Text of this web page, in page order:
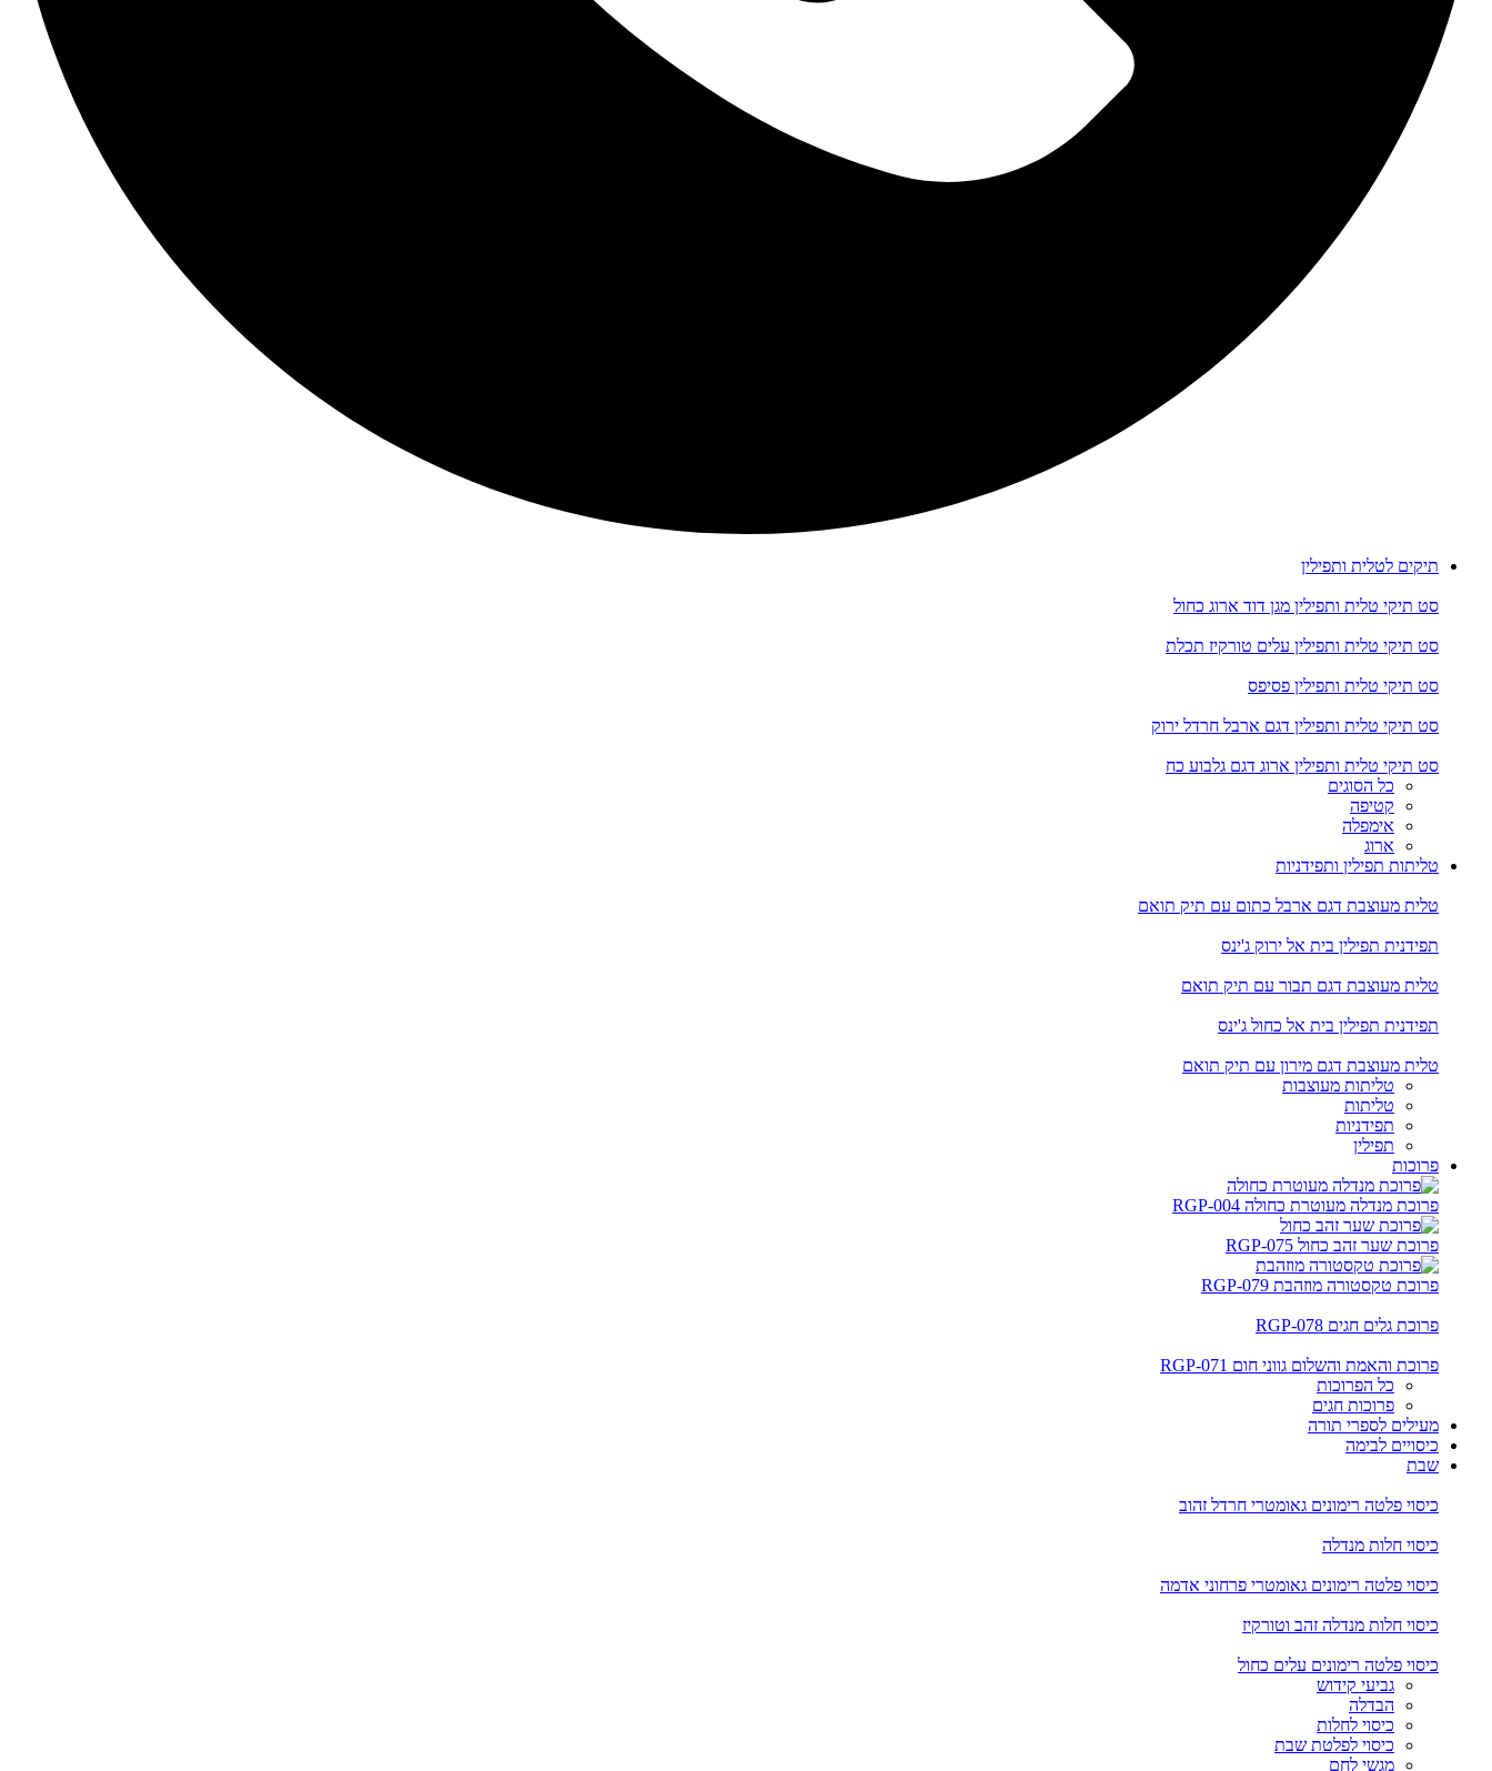
תיקים לטלית ותפילין
סט תיקי טלית ותפילין מגן דוד ארוג כחול
סט תיקי טלית ותפילין עלים טורקיז תכלת
סט תיקי טלית ותפילין פסיפס
סט תיקי טלית ותפילין דגם ארבל חרדל ירוק
סט תיקי טלית ותפילין ארוג דגם גלבוע כח
כל הסוגים
קטיפה
אימפלה
ארוג
טליתות תפילין ותפידניות
טלית מעוצבת דגם ארבל כתום עם תיק תואם
תפידנית תפילין בית אל ירוק ג'ינס
טלית מעוצבת דגם תבור עם תיק תואם
תפידנית תפילין בית אל כחול ג'ינס
טלית מעוצבת דגם מירון עם תיק תואם
טליתות מעוצבות
טליתות
תפידניות
תפילין
פרוכות
פרוכת מנדלה מעוטרת כחולה RGP-004
פרוכת שער זהב כחול RGP-075
פרוכת טקסטורה מוזהבת RGP-079
פרוכת גלים חגים RGP-078
פרוכת והאמת והשלום גווני חום RGP-071
כל הפרוכות
פרוכות חגים
מעילים לספרי תורה
כיסויים לבימה
שבת
כיסוי פלטה רימונים גאומטרי חרדל זהוב
כיסוי חלות מנדלה
כיסוי פלטה רימונים גאומטרי פרחוני אדמה
כיסוי חלות מנדלה זהב וטורקיז
כיסוי פלטה רימונים עלים כחול
גביעי קידוש
הבדלה
כיסוי לחלות
כיסוי לפלטת שבת
מגשי לחם